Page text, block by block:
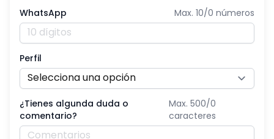
WhatsApp Max. 10/0 números
Perfil
¿Tienes algunda duda o
comentario?
Max. 500/0
caracteres